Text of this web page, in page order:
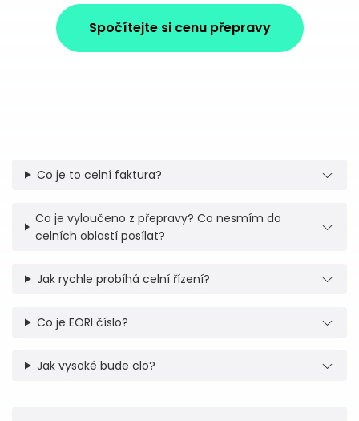
Spočítejte si cenu přepravy
Co je to celní faktura?
Co je vyloučeno z přepravy? Co nesmím do
celních oblastí posílat?
Jak rychle probíhá celní řízení?
Co je EORI číslo?
Jak vysoké bude clo?